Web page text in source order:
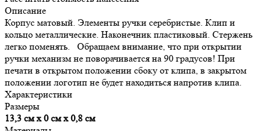
Описание
Корпус матовый. Элементы ручки серебристые. Клип и
кольцо металлические. Наконечник пластиковый. Стержень
легко поменять. Обращаем внимание, что при открытии
ручки механизм не поворачивается на 90 градусов! При
печати в открытом положении сбоку от клипа, в закрытом
положении логотип не будет находиться напротив клипа.
Характеристики
Размеры
13,3 см х 0 см х 0,8 см